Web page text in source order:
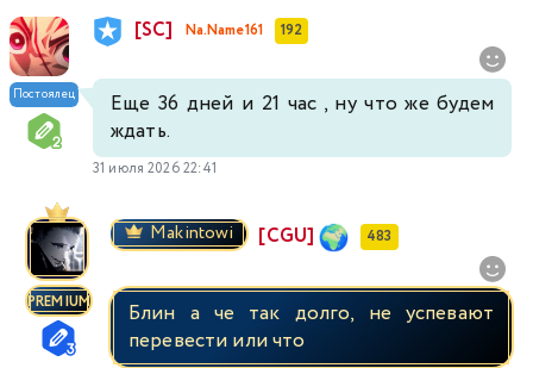
Постоялец
[SC] Na.Name161 192
Еще 36 дней и 21 час , ну что же будем
ждать.
31 июля 2026 22:41
PREMIUM
Makintowi [CGU] 483
Блин а че так долго, не успевают
перевести или что